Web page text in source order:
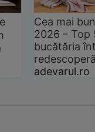
Cea mai
2026 –
bucătăria
adevarul.ro